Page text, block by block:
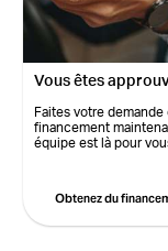
Vous êtes
Faites votre demande
financement
équipe est là pour
Obtenez du